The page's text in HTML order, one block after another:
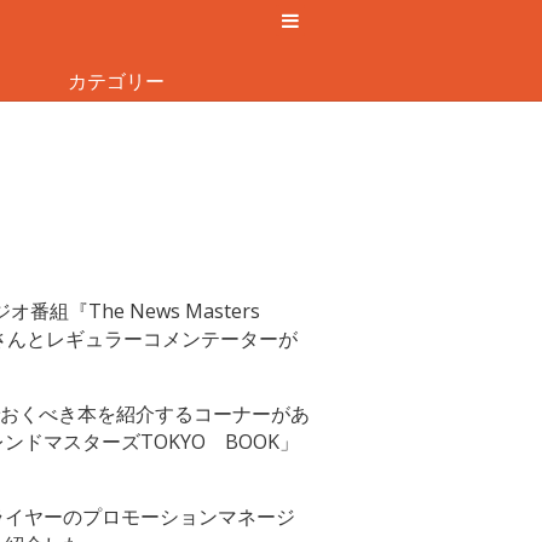
カテゴリー
オ番組『The News Masters
とレギュラーコメンテーターが
くべき本を紹介するコーナーがあ
ドマスターズTOKYO BOOK」
ヤーのプロモーションマネージ